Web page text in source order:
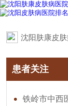
沈阳肤康皮
患者关注
铁岭市中西